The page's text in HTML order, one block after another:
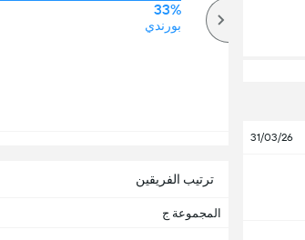
31/03/26
ترتيب الفريقين
المجموعة ج
33%
بورندي